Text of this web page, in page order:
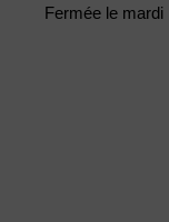
Fermée le mardi